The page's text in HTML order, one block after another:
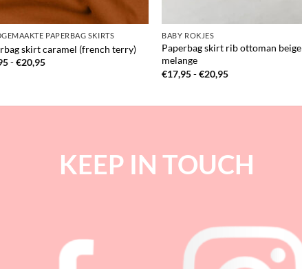
PAPERBAG SKIRTS
skirt caramel (french terry)
-€20,95Prijsklasse:
BABY ROKJES
Paperbag skirt rib ottoman beige
melange
€17,95-€20,95Prijsklasse:
KEEP IN TOUCH